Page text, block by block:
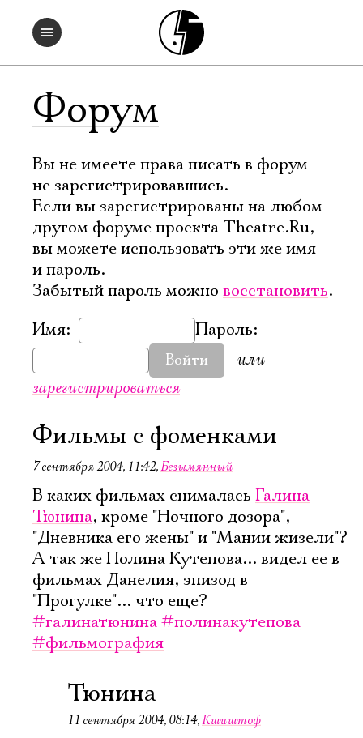
Форум
Вы не имеете права писать в форум
не зарегистрировавшись.
Если вы зарегистрированы на любом
другом форуме проекта Theatre.Ru,
вы можете использовать эти же имя
и пароль.
Забытый пароль можно восстановить.
Имя:
Пароль:
Войти
или
зарегистрироваться
Фильмы с фоменками
7 сентября 2004, 11:42,Безымянный
В каких фильмах снималась Галина
Тюнина, кроме "Ночного дозора",
"Дневника его жены" и "Мании жизели"?
А так же Полина Кутепова... видел ее в
фильмах Данелия, эпизод в
"Прогулке"... что еще?
#галинатюнина#полинакутепова
#фильмография
Тюнина
11 сентября 2004, 08:14,Кшиштоф